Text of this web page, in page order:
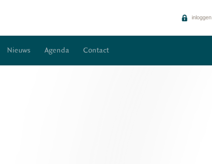
inloggen
Nieuws Agenda Contact